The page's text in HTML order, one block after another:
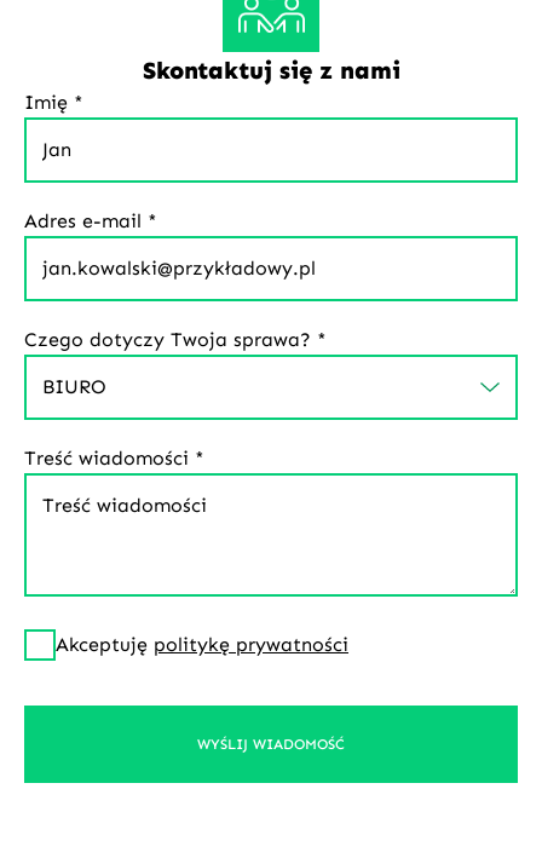
Skontaktuj się z nami
Imię *
Adres e-mail *
Czego dotyczy Twoja sprawa? *
Treść wiadomości *
Akceptuję politykę prywatności